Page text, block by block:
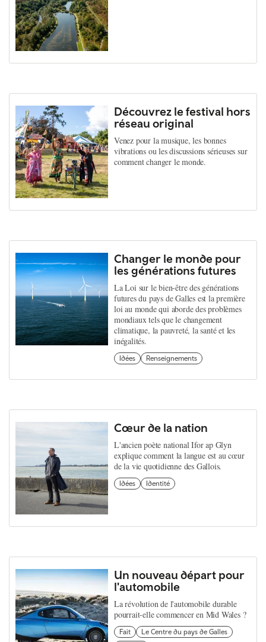
Découvrez le festival hors
réseau original
Venez pour la musique, les bonnes
vibrations ou les discussions sérieuses sur
comment changer le monde.
Changer le monde pour
les générations futures
La Loi sur le bien-être des générations
futures du pays de Galles est la première
loi au monde qui aborde des problèmes
mondiaux tels que le changement
climatique, la pauvreté, la santé et les
inégalités.
Idées Renseignements
Cœur de la nation
L'ancien poète national Ifor ap Glyn
explique comment la langue est au cœur
de la vie quotidienne des Gallois.
Idées Identité
Un nouveau départ pour
l'automobile
La révolution de l'automobile durable
pourrait-elle commencer en Mid Wales ?
Fait
Le Centre du pays de Galles